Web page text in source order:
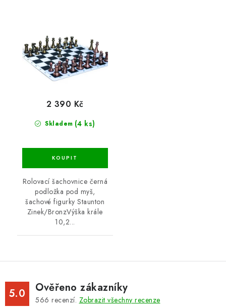
Skladem (4 ks)
2 390 Kč
Rolovací šachovnice černá
podložka pod myš,
šachové figurky Staunton
Zinek/BronzVýška krále
10,2...
5.0 Ověřeno zákazníky
566 recenzí. Zobrazit všechny recenze